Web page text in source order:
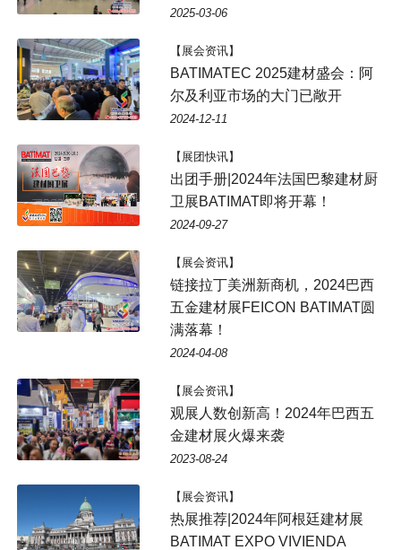
2025-03-06
【展会资讯】
BATIMATEC 2025建材盛会：阿
尔及利亚市场的大门已敞开
2024-12-11
【展团快讯】
出团手册|2024年法国巴黎建材厨
卫展BATIMAT即将开幕！
2024-09-27
【展会资讯】
链接拉丁美洲新商机，2024巴西
五金建材展FEICON BATIMAT圆
满落幕！
2024-04-08
【展会资讯】
观展人数创新高！2024年巴西五
金建材展火爆来袭
2023-08-24
【展会资讯】
热展推荐|2024年阿根廷建材展
BATIMAT EXPO VIVIENDA